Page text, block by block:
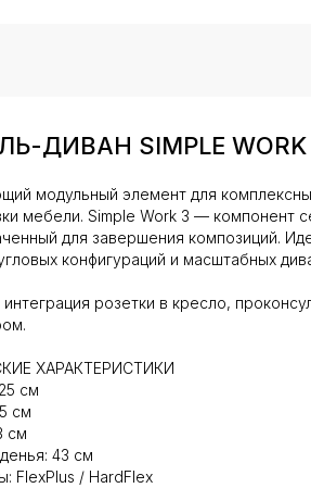
ДИВАН SIMPLE WORK
модульный элемент для
мебели. Simple Work 3 — компонент
для завершения композиций.
конфигураций и масштабных
розетки в кресло,
ХАРАКТЕРИСТИКИ
см
см
см
43 см
FlexPlus / HardFlex